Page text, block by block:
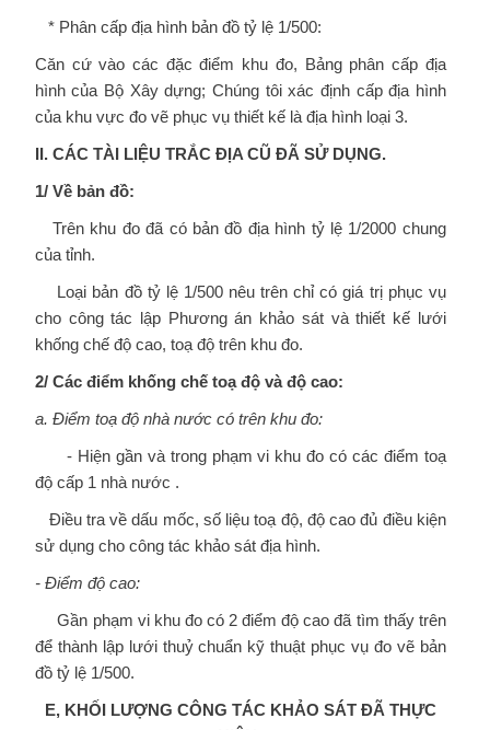
* Phân cấp địa hình bản đồ tỷ lệ 1/500:
Căn cứ vào các đặc điểm khu đo, Bảng phân cấp địa
hình của Bộ Xây dựng; Chúng tôi xác định cấp địa hình
của khu vực đo vẽ phục vụ thiết kế là địa hình loại 3.
II. CÁC TÀI LIỆU TRẮC ĐỊA CŨ ĐÃ SỬ DỤNG.
1/ Về bản đồ:
Trên khu đo đã có bản đồ địa hình tỷ lệ 1/2000 chung
của tỉnh.
Loại bản đồ tỷ lệ 1/500 nêu trên chỉ có giá trị phục vụ
cho công tác lập Phương án khảo sát và thiết kế lưới
khống chế độ cao, toạ độ trên khu đo.
2/ Các điểm khống chế toạ độ và độ cao:
a. Điểm toạ độ nhà nước có trên khu đo:
- Hiện gần và trong phạm vi khu đo có các điểm toạ
độ cấp 1 nhà nước .
Điều tra về dấu mốc, số liệu toạ độ, độ cao đủ điều kiện
sử dụng cho công tác khảo sát địa hình.
- Điểm độ cao:
Gần phạm vi khu đo có 2 điểm độ cao đã tìm thấy trên
để thành lập lưới thuỷ chuẩn kỹ thuật phục vụ đo vẽ bản
đồ tỷ lệ 1/500.
E, KHỐI LƯỢNG CÔNG TÁC KHẢO SÁT ĐÃ THỰC